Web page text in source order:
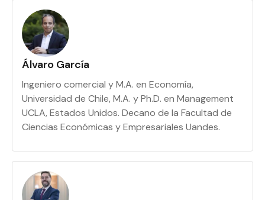
Álvaro García
Ingeniero comercial y M.A. en Economía,
Universidad de Chile, M.A. y Ph.D. en Management
UCLA, Estados Unidos. Decano de la Facultad de
Ciencias Económicas y Empresariales Uandes.